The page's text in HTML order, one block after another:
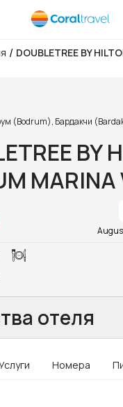
/ DOUBLETREE BY
(Bodrum), Бардакчи
BY
отеля
Номера